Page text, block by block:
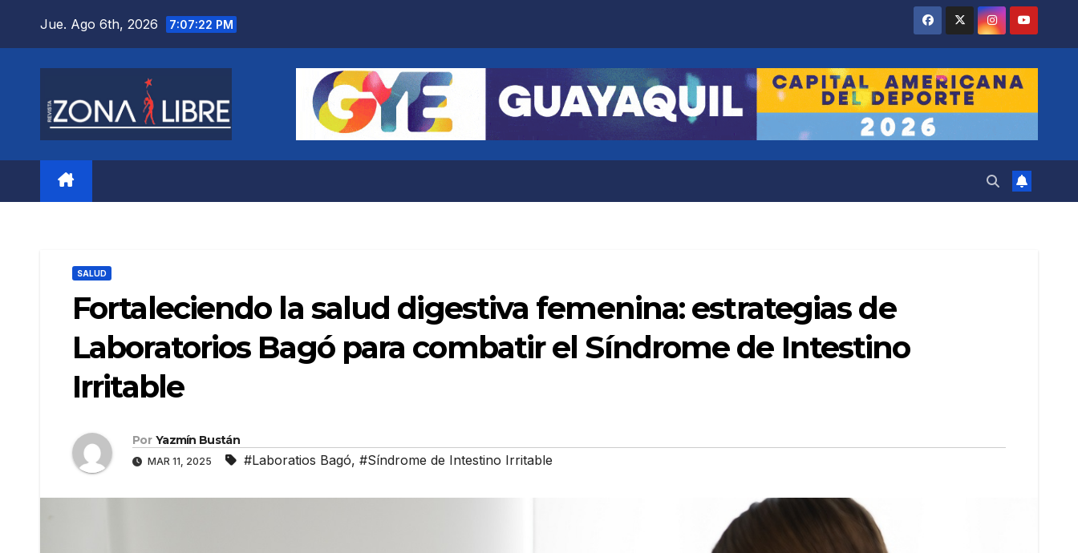
Jue. Ago 6th, 2026 7:07:23 PM
SALUD
Fortaleciendo la salud digestiva femenina: estrategias de
Laboratorios Bagó para combatir el Síndrome de Intestino
Irritable
Por Yazmín Bustán
MAR 11, 2025 #Laboratios Bagó, #Síndrome de Intestino Irritable